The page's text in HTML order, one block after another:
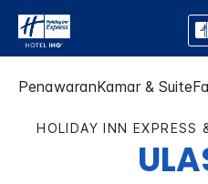
PenawaranKamar & Suite
HOLIDAY INN EXPRESS